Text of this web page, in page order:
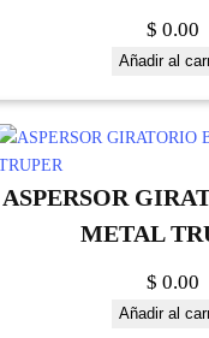
$ 0.00
Añadir al
ASPERSOR
METAL
$ 0.00
Añadir al